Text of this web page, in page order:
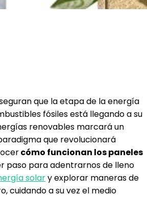
que la etapa de la energía
fósiles está llegando a su
renovables marcará un
que revolucionará
cómo funcionan los paneles
paso para adentrarnos de lleno
solary explorar maneras de
cuidando a su vez el medio